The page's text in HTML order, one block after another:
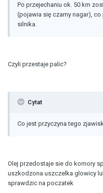
Po przejechaniu ok. 50 km
(pojawia się czarny nagar),
silnika.
Czyli przestaje palic?
Cytat
Co jest przyczyna tego
Olej przedostaje sie do komory
uszkodzona uszczelka glowicy
sprawdzic na poczatek